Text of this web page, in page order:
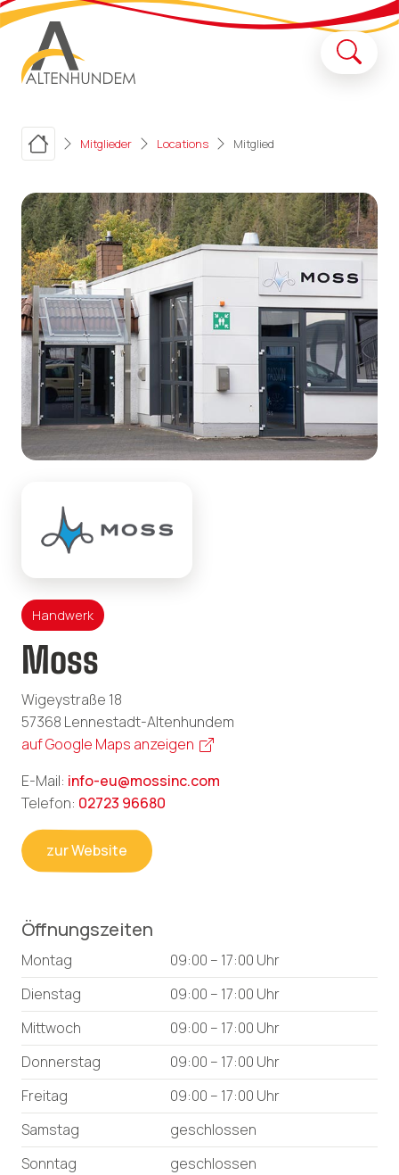
Mitglieder Locations Mitglied
Handwerk
Moss
Wigeystraße 18
57368 Lennestadt-Altenhundem
auf Google Maps anzeigen
E-Mail: info-eu@mossinc.com
Telefon: 02723 96680
zur Website
Öffnungszeiten
Montag
09:00 – 17:00 Uhr
Dienstag
09:00 – 17:00 Uhr
Mittwoch
09:00 – 17:00 Uhr
Donnerstag
09:00 – 17:00 Uhr
Freitag
09:00 – 17:00 Uhr
Samstag
geschlossen
Sonntag
geschlossen